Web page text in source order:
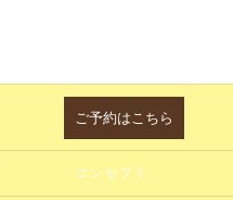
ご予約はこちら
コンセプト